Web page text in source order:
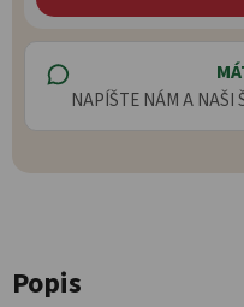
NAPÍŠTE NÁM A NAŠI
Popis